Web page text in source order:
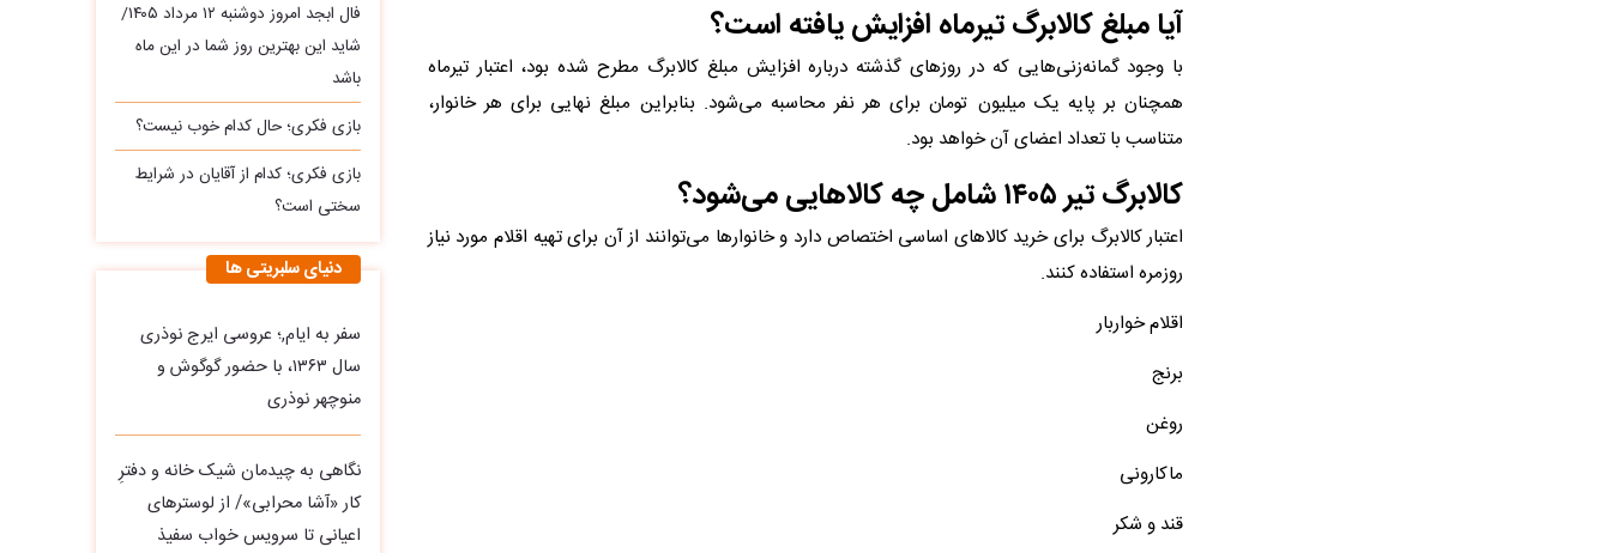
آیا مبلغ کالابرگ تیرماه افزایش یافته است؟
با وجود گمانه‌زنی‌هایی که در روزهای گذشته درباره افزایش مبلغ کالابرگ مطرح شده بود، اعتبار تیرماه
همچنان بر پایه یک میلیون تومان برای هر نفر محاسبه می‌شود. بنابراین مبلغ نهایی برای هر خانوار،
متناسب با تعداد اعضای آن خواهد بود.
کالابرگ تیر ۱۴۰۵ شامل چه کالاهایی می‌شود؟
اعتبار کالابرگ برای خرید کالاهای اساسی اختصاص دارد و خانوارها می‌توانند از آن برای تهیه اقلام مورد نیاز
روزمره استفاده کنند.
اقلام خواربار
برنج
روغن
ماکارونی
قند و شکر
فال ابجد امروز دوشنبه ۱۲ مرداد ۱۴۰۵/
شاید این بهترین روز شما در این ماه
باشد
بازی فکری؛ حال کدام خوب نیست؟
بازی فکری؛ کدام از آقایان در شرایط
سختی است؟
دنیای سلبریتی ها
سفر به ایام,؛ عروسی ایرج نوذری
سال ۱۳۶۳، با حضور گوگوش و
منوچهر نوذری
نگاهی به چیدمان شیک خانه و دفترِ
کار «آشا محرابی»/ از لوسترهای
اعیانی تا سرویس خواب سفیذ